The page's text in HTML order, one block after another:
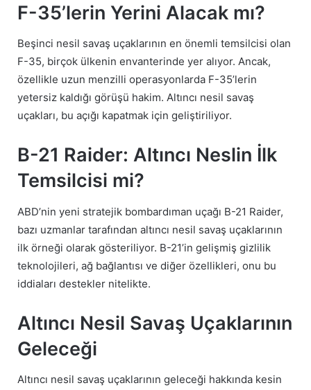
F-35’lerin Yerini Alacak mı?
Beşinci nesil savaş uçaklarının en önemli temsilcisi olan
F-35, birçok ülkenin envanterinde yer alıyor. Ancak,
özellikle uzun menzilli operasyonlarda F-35’lerin
yetersiz kaldığı görüşü hakim. Altıncı nesil savaş
uçakları, bu açığı kapatmak için geliştiriliyor.
B-21 Raider: Altıncı Neslin İlk
Temsilcisi mi?
ABD’nin yeni stratejik bombardıman uçağı B-21 Raider,
bazı uzmanlar tarafından altıncı nesil savaş uçaklarının
ilk örneği olarak gösteriliyor. B-21’in gelişmiş gizlilik
teknolojileri, ağ bağlantısı ve diğer özellikleri, onu bu
iddiaları destekler nitelikte.
Altıncı Nesil Savaş Uçaklarının
Geleceği
Altıncı nesil savaş uçaklarının geleceği hakkında kesin